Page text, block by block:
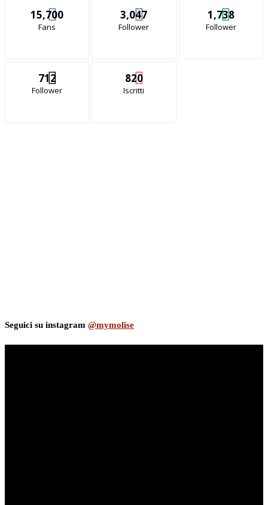
15,700
Fans
3,047
Follower
1,738
Follower
712
Follower
820
Iscritti
Seguici su instagram @mymolise